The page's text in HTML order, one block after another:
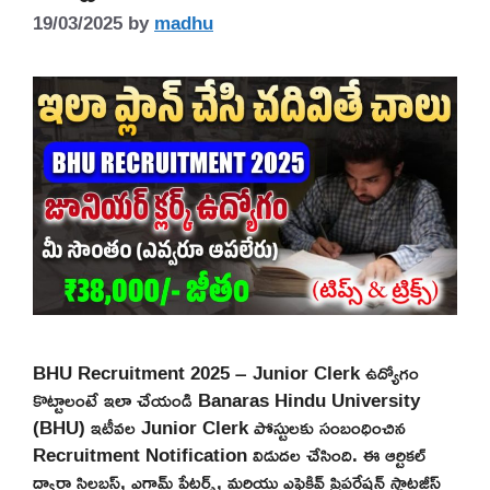
19/03/2025bymadhu
BHU Recruitment 2025 – Junior Clerk ఉద్యోగం
కొట్టాలంటే ఇలా చేయండి Banaras Hindu University
(BHU) ఇటీవల Junior Clerk పోస్టులకు సంబంధించిన
Recruitment Notification విడుదల చేసింది. ఈ ఆర్టికల్
ద్వారా సిలబస్, ఎగ్జామ్ పేటర్న్, మరియు ఎఫెక్టివ్ ప్రిపరేషన్ స్ట్రాటజీస్